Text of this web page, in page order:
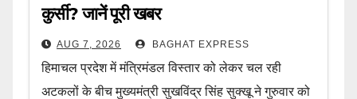
कुर्सी? जानें पूरी खबर
AUG 7, 2026 BAGHAT EXPRESS
हिमाचल प्रदेश में मंत्रिमंडल विस्तार को लेकर चल रही
अटकलों के बीच मुख्यमंत्री सुखविंद्र सिंह सुक्खू ने गुरुवार को